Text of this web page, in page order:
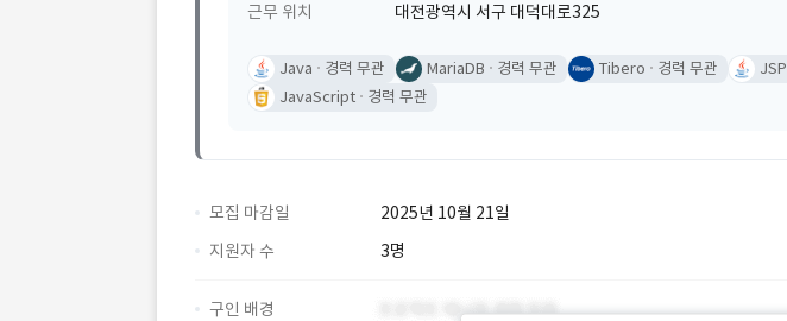
근무 위치
대전광역시 서구 대덕대로325
Java 경력 무관 MariaDB 경력 무관 Tibero 경력 무관 JSP
JavaScript
경력 무관
모집 마감일
2025년 10월 21일
지원자 수
3명
구인 배경